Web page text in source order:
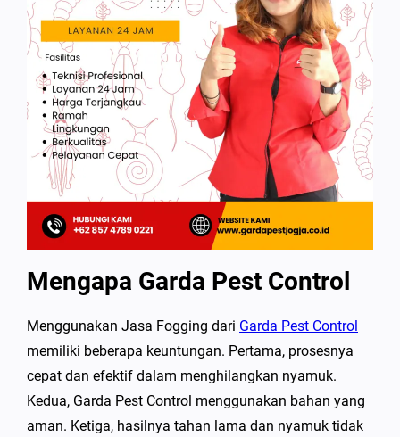
Mengapa Garda Pest Control
Menggunakan Jasa Fogging dari Garda Pest Control
memiliki beberapa keuntungan. Pertama, prosesnya
cepat dan efektif dalam menghilangkan nyamuk.
Kedua, Garda Pest Control menggunakan bahan yang
aman. Ketiga, hasilnya tahan lama dan nyamuk tidak